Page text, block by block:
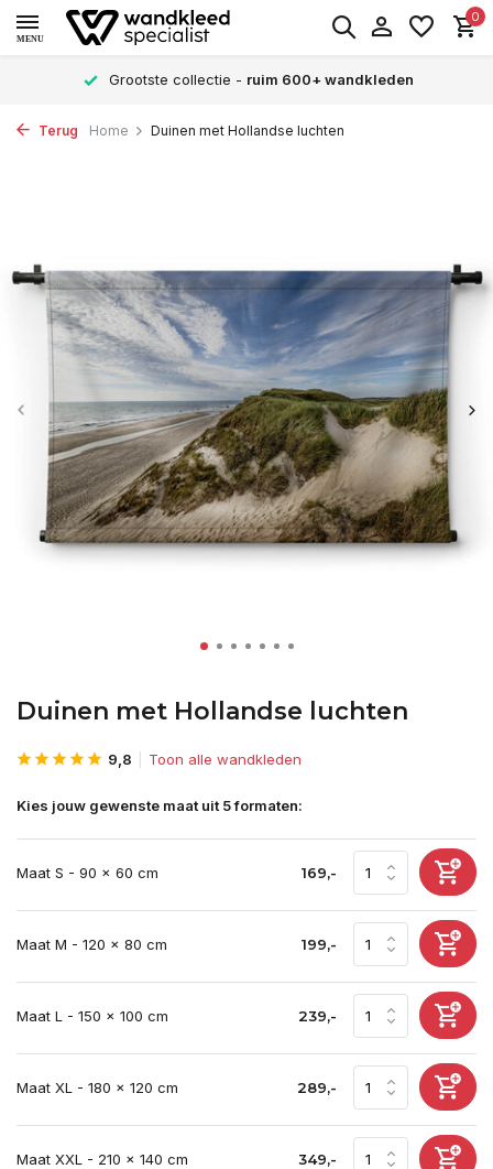
MENU
0
Grootste collectie - ruim 600+ wandkleden
Terug Home Duinen met Hollandse luchten
Duinen met Hollandse luchten
9,8 Toon alle wandkleden
Kies jouw gewenste maat uit 5 formaten:
Maat S - 90 x 60 cm 169,-
Maat M - 120 x 80 cm 199,-
Maat L - 150 x 100 cm 239,-
Maat XL - 180 x 120 cm 289,-
Maat XXL - 210 x 140 cm 349,-